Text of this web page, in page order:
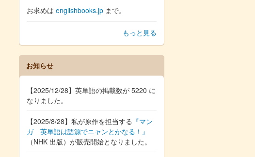
お求めは englishbooks.jp まで。
もっと見る
お知らせ
【2025/12/28】英単語の掲載数が 5220 に
なりました。
【2025/8/28】私が原作を担当する 『マン
ガ 英単語は語源でニャンとかなる！』
（NHK 出版）が販売開始となりました。